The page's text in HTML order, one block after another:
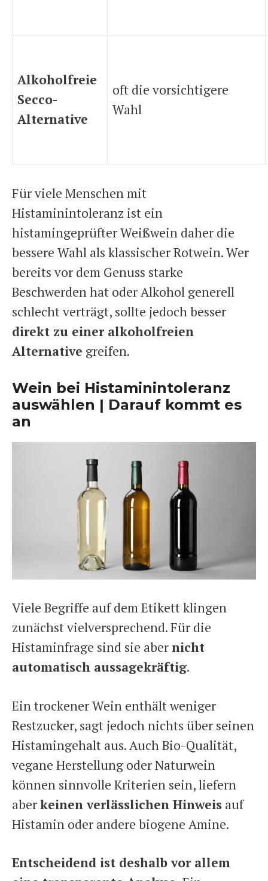
Alkoholfreie
Secco-
Alternative
oft die vorsichtigere
Wahl
Für viele Menschen mit
Histaminintoleranz ist ein
histamingeprüfter Weißwein daher die
bessere Wahl als klassischer Rotwein. Wer
bereits vor dem Genuss starke
Beschwerden hat oder Alkohol generell
schlecht verträgt, sollte jedoch besser
direkt zu einer alkoholfreien
Alternative greifen.
Wein bei Histaminintoleranz
auswählen | Darauf kommt es
an
Viele Begriffe auf dem Etikett klingen
zunächst vielversprechend. Für die
Histaminfrage sind sie abernicht
automatisch aussagekräftig.
Ein trockener Wein enthält weniger
Restzucker, sagt jedoch nichts über seinen
Histamingehalt aus. Auch Bio-Qualität,
vegane Herstellung oder Naturwein
können sinnvolle Kriterien sein, liefern
aberkeinen verlässlichen Hinweis auf
Histamin oder andere biogene Amine.
Entscheidend ist deshalb vor allem